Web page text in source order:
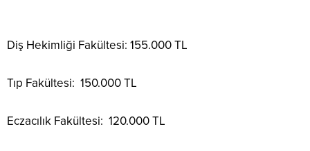
Diş Hekimliği Fakültesi: 155.000 TL
Tıp Fakültesi: 150.000 TL
Eczacılık Fakültesi: 120.000 TL